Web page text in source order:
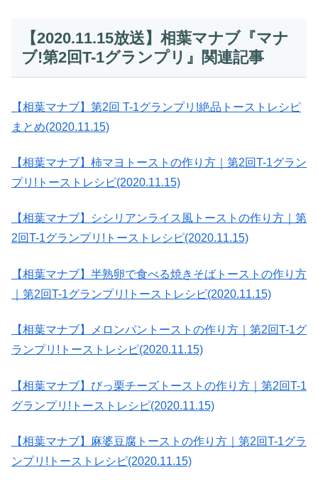
【2020.11.15放送】相葉マナブ『マナ
ブ!第2回T-1グランプリ』関連記事
【相葉マナブ】第2回 T-1グランプリ!絶品トーストレシピ
まとめ(2020.11.15)
【相葉マナブ】柿マヨトーストの作り方｜第2回T-1グラン
プリ!トーストレシピ(2020.11.15)
【相葉マナブ】シシリアンライス風トーストの作り方｜第
2回T-1グランプリ!トーストレシピ(2020.11.15)
【相葉マナブ】半熟卵で食べる焼きそばトーストの作り方
｜第2回T-1グランプリ!トーストレシピ(2020.11.15)
【相葉マナブ】メロンパントーストの作り方｜第2回T-1グ
ランプリ!トーストレシピ(2020.11.15)
【相葉マナブ】びっ栗チーズトーストの作り方｜第2回T-1
グランプリ!トーストレシピ(2020.11.15)
【相葉マナブ】麻婆豆腐トーストの作り方｜第2回T-1グラ
ンプリ!トーストレシピ(2020.11.15)